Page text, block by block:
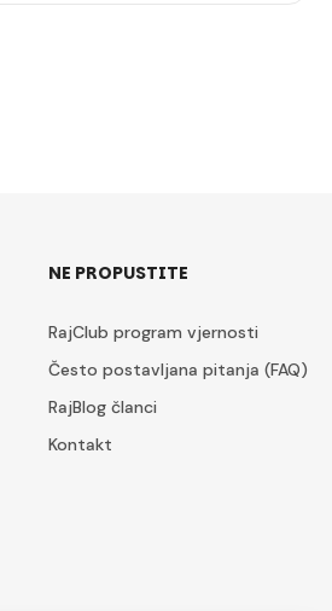
NE PROPUSTITE
RajClub program vjernosti
Često postavljana pitanja (FAQ)
RajBlog članci
Kontakt